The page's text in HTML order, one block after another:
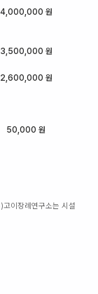
4,000,000 원
3,500,000 원
2,600,000 원
50,000 원
이장례연구소는 시설